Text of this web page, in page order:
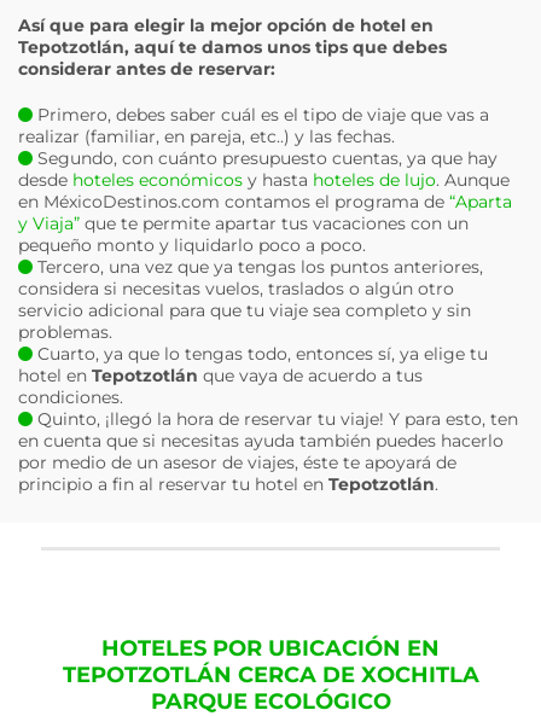
Así que para elegir la mejor opción de hotel en
Tepotzotlán, aquí te damos unos tips que debes
considerar antes de reservar:
Primero, debes saber cuál es el tipo de viaje que vas a
realizar (familiar, en pareja, etc..) y las fechas.
Segundo, con cuánto presupuesto cuentas, ya que hay
desde hoteles económicos y hasta hoteles de lujo. Aunque
en MéxicoDestinos.com contamos el programa de “Aparta
y Viaja” que te permite apartar tus vacaciones con un
pequeño monto y liquidarlo poco a poco.
Tercero, una vez que ya tengas los puntos anteriores,
considera si necesitas vuelos, traslados o algún otro
servicio adicional para que tu viaje sea completo y sin
problemas.
Cuarto, ya que lo tengas todo, entonces sí, ya elige tu
hotel en Tepotzotlán que vaya de acuerdo a tus
condiciones.
Quinto, ¡llegó la hora de reservar tu viaje! Y para esto, ten
en cuenta que si necesitas ayuda también puedes hacerlo
por medio de un asesor de viajes, éste te apoyará de
principio a fin al reservar tu hotel en Tepotzotlán.
HOTELES POR UBICACIÓN EN
TEPOTZOTLÁN CERCA DE XOCHITLA
PARQUE ECOLÓGICO